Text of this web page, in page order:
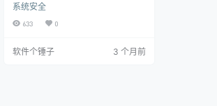
持循环测试和自定义监测范围。，
轻量不占资源，适合诊断电脑性能
然变卡了，想知道是不是CPU降频
系统安全
633 0
软件个锤子 3 个月前